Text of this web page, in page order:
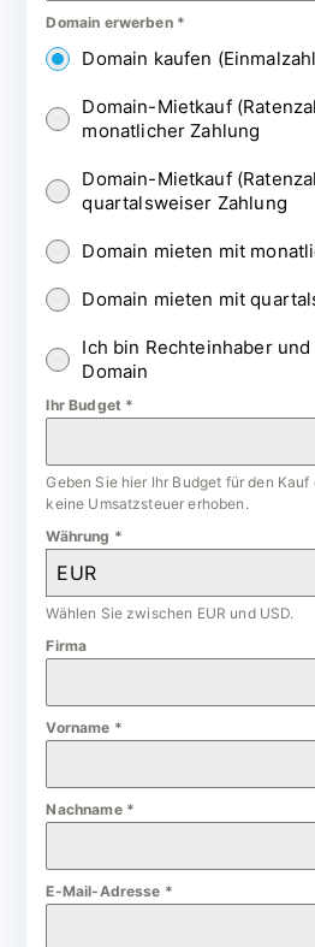
Domain erwerben *
Domain kaufen
Domain-Mietkauf
monatlicher Zahlung
Domain-Mietkauf
quartalsweiser Zahlung
Domain mieten mit
Domain mieten mit
Ich bin Rechteinhaber
Domain
Ihr Budget *
Geben Sie hier Ihr Budget für den Kauf
keine Umsatzsteuer erhoben.
Währung *
EUR
Wählen Sie zwischen EUR und USD.
Firma
Vorname *
Nachname *
E-Mail-Adresse *